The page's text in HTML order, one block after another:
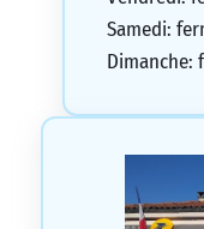
Samedi:
Dimanche: